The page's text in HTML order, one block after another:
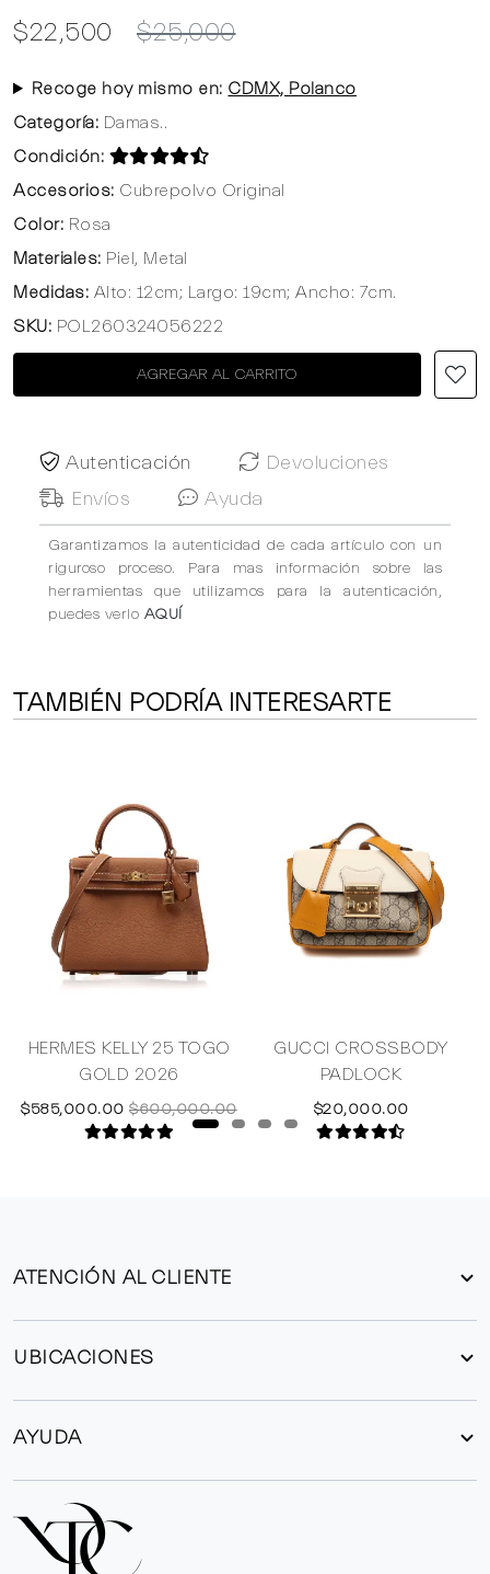
$22,500 $25,000
Recoge hoy mismo en: CDMX, Polanco
Categoría: Damas..
Condición:
Accesorios: Cubrepolvo Original
Color: Rosa
Materiales: Piel, Metal
Medidas: Alto: 12cm; Largo: 19cm; Ancho: 7cm.
SKU: POL260324056222
AGREGAR AL CARRITO
Autenticación
Devoluciones
Envíos
Ayuda
Garantizamos la autenticidad de cada artículo con un
riguroso proceso. Para mas información sobre las
herramientas que utilizamos para la autenticación,
puedes verlo AQUÍ
TAMBIÉN PODRÍA INTERESARTE
HERMES KELLY 25 TOGO
GOLD 2026
$585,000.00 $600,000.00
GUCCI CROSSBODY
PADLOCK
$20,000.00
ATENCIÓN AL CLIENTE
UBICACIONES
AYUDA